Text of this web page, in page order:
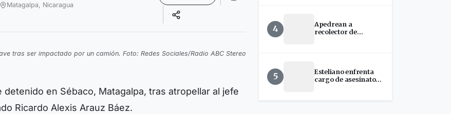
Matagalpa, Nicaragua
tras ser impactado por un camión. Foto: Redes Sociales/Radio ABC Stereo
en Sébaco, Matagalpa, tras atropellar al jefe
Ricardo Alexis Arauz Báez.
4
Apedrean a
recolector de
5
Esteliano enfrenta
cargo de asesinato